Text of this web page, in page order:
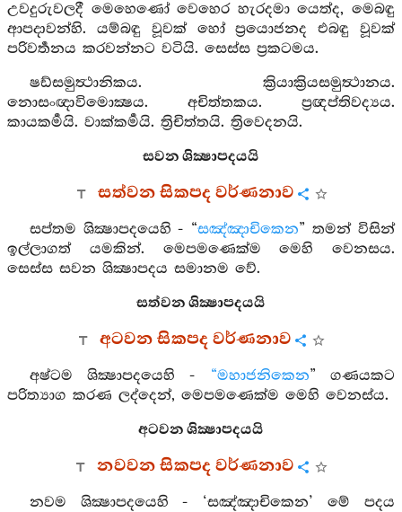
උවදුරුවලදී මෙහෙණෝ වෙහෙර හැරදමා යෙත්ද, මෙබඳු
ආපදාවන්හි. යම්බඳු වූවක් හෝ ප්‍රයොජනද එබඳු වූවක්
පරිවර්‍තනය කරවන්නට වටියි. සෙස්ස ප්‍රකටමය.
ෂඩ්සමුත්‍ථානිකය. ක්‍රියාක්‍රියසමුත්‍ථානය.
නොසංඥාවිමොක්‍ෂය. අචිත්තකය. ප්‍රඥප්තිවද්‍යය.
කායකර්‍මයි. වාක්කර්‍මයි. ත්‍රිචිත්තයි. ත්‍රිවෙදනයි.
සවන ශික්‍ෂාපදයයි
සත්වන සිකපද වර්ණනාව
සප්තම ශික්‍ෂාපදයෙහි - “සඤ්ඤාචිකෙන” තමන් විසින්
ඉල්ලාගත් යමකින්. මෙපමණෙක්ම මෙහි වෙනසය.
සෙස්ස සවන ශික්‍ෂාපදය සමානම වේ.
සත්වන ශික්‍ෂාපදයයි
අටවන සිකපද වර්ණනාව
අෂ්ටම ශික්‍ෂාපදයෙහි - “මහාජනිකෙන” ගණයකට
පරිත්‍යාග කරණ ලද්දෙන්, මෙපමණෙක්ම මෙහි වෙනස්ය.
අටවන ශික්‍ෂාපදයයි
නවවන සිකපද වර්ණනාව
නවම ශික්‍ෂාපදයෙහි - ‘සඤ්ඤාචිකෙන’ මේ පදය